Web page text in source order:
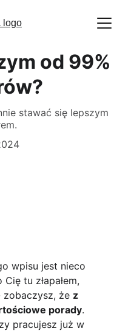
od 99%
stawać się lepszym
wpisu jest nieco
tu złapałem,
zobaczysz, że z
porady.
pracujesz już w